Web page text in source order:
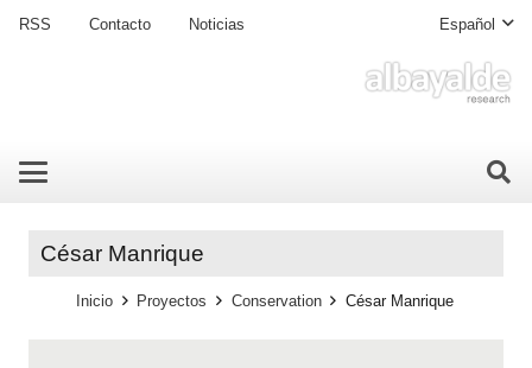
RSS Contacto Noticias Español
César Manrique
Inicio Proyectos Conservation César Manrique